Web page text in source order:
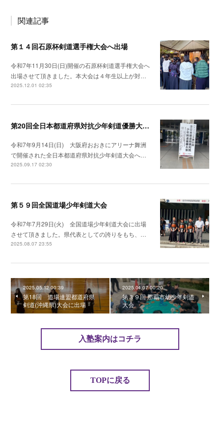
関連記事
第１４回石原杯剣道選手権大会へ出場
令和7年11月30日(日)開催の石原杯剣道選手権大会へ
出場させて頂きました。本大会は４年生以上が対…
2025.12.01 02:35
第20回全日本都道府県対抗少年剣道優勝大会へ出場
令和7年9月14日(日) 大阪府おおきにアリーナ舞洲
で開催された全日本都道府県対抗少年剣道大会へ…
2025.09.17 02:30
第５９回全国道場少年剣道大会
令和7年7月29日(火) 全国道場少年剣道大会に出場
させて頂きました。県代表としての誇りをもち、…
2025.08.07 23:55
2025.05.12 00:39
第18回 道場連盟都道府県
剣道(沖縄県)大会に出場
2025.04.07 00:20
第３９回 那覇市幼少年剣道
大会
入塾案内はコチラ
TOPに戻る